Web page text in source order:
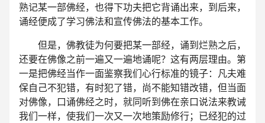
熟记某一部佛经，也得下功夫把它背诵出来，到后来，
诵经便成了学习佛法和宣传佛法的基本工作。
但是，佛教徒为何要把某一部经，诵到烂熟之后，
还要在佛像之前一遍又一遍地诵呢？这有两层理由。第
一是把佛经当作一面鉴察我们心行标准的镜子：凡夫难
保自己不犯错，有时犯了错，尚不能知错改错，但当面
对佛像，口诵佛经之时，就同听到佛在亲口说法来教诫
我们一样，使我们一次又一次地策励修行；已经犯的过